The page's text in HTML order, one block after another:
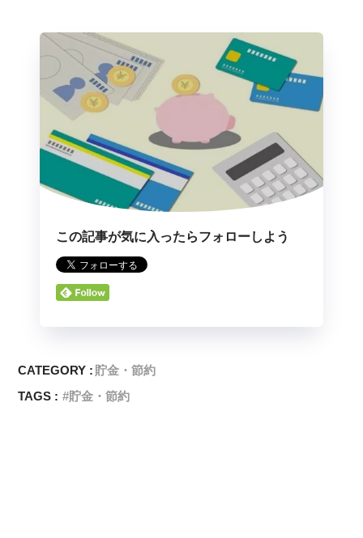
この記事が気に入ったらフォローしよう
CATEGORY : 貯金・節約
TAGS :
貯金・節約